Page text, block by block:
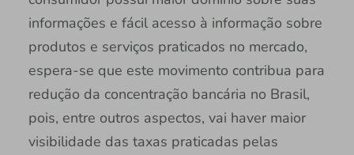
informações e fácil acesso à informação sobre
produtos e serviços praticados no mercado,
espera-se que este movimento contribua para
redução da concentração bancária no Brasil,
pois, entre outros aspectos, vai haver maior
visibilidade das taxas praticadas pelas